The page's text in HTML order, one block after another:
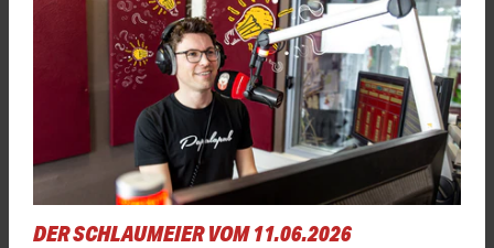
DER SCHLAUMEIER VOM 11.06.2026